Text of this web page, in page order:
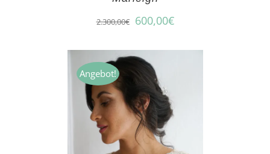
2.300,00€ 600,00€
Angebot!